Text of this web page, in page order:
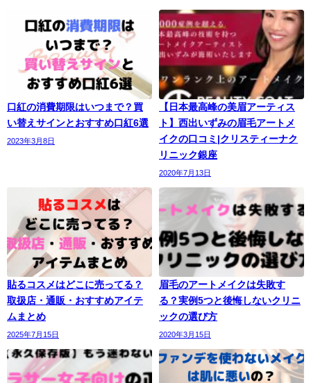
口紅の消費期限はいつまで？買
い替えサインとおすすめ口紅6選
2023年3月8日
【日本最高峰の美眉アーティス
ト】西出いずみの眉毛アートメ
イクの口コミ|クリスティーナク
リニック銀座
2020年7月13日
貼るコスメはどこに売ってる？
取扱店・通販・おすすめアイテ
ムまとめ
2025年7月15日
眉毛のアートメイクは失敗す
る？実例5つと後悔しないクリニ
ックの選び方
2020年3月15日